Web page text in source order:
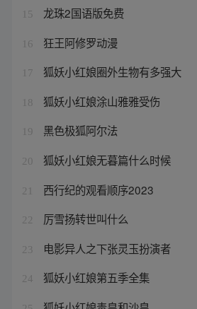
15 龙珠2国语版免费
16 狂王阿修罗动漫
17 狐妖小红娘圈外生物有多强大
18 狐妖小红娘涂山雅雅受伤
19 黑色极狐阿尔法
20 狐妖小红娘无暮篇什么时候
21 西行纪的观看顺序2023
22 厉雪扬转世叫什么
23 电影异人之下张灵玉扮演者
24 狐妖小红娘第五季全集